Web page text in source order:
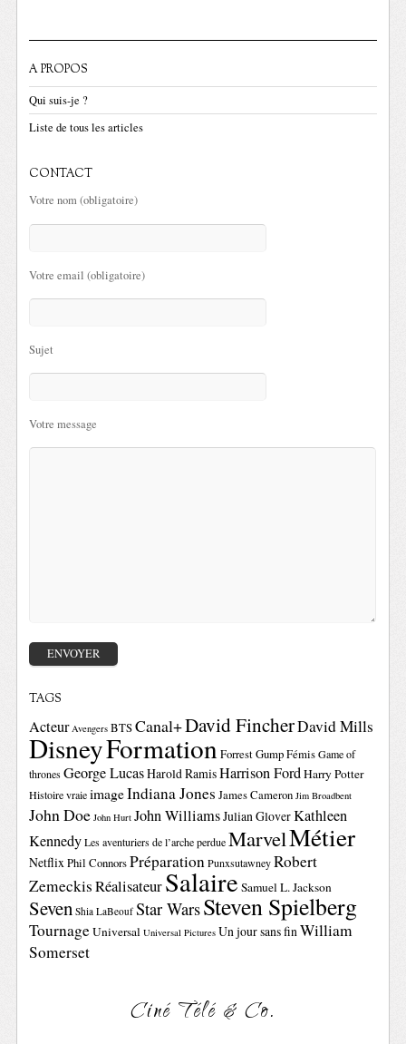
A PROPOS
Qui suis-je ?
Liste de tous les articles
CONTACT
Votre nom (obligatoire)
Votre email (obligatoire)
Sujet
Votre message
TAGS
Acteur Avengers BTSCanal+David FincherDavid Mills
DisneyFormationForrest GumpFémis Game of
thrones George LucasHarold RamisHarrison FordHarry Potter
Histoire vraie imageIndiana Jones James Cameron Jim Broadbent
John Doe John Hurt John WilliamsJulian GloverKathleen
Kennedy Les aventuriers de l’arche perdue MarvelMétier
NetflixPhil ConnorsPréparation Punxsutawney Robert
ZemeckisRéalisateurSalaire Samuel L. Jackson
Seven Shia LaBeouf Star WarsSteven Spielberg
TournageUniversal Universal Pictures Un jour sans finWilliam
Somerset
Ciné Télé & Co.